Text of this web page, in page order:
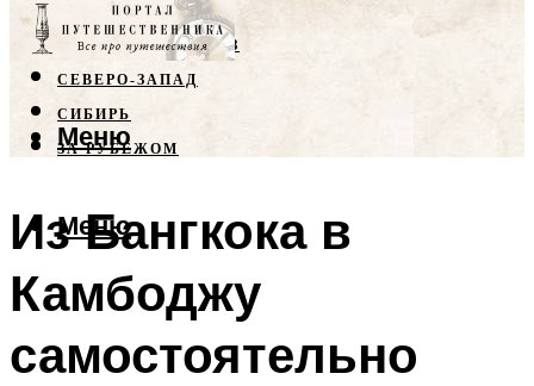
КРЫМ
СЕВЕРНЫЙ КАВКАЗ
СЕВЕРО-ЗАПАД
СИБИРЬ
ЗА РУБЕЖОМ
Меню
Меню
Из Бангкока в
Камбоджу
самостоятельно